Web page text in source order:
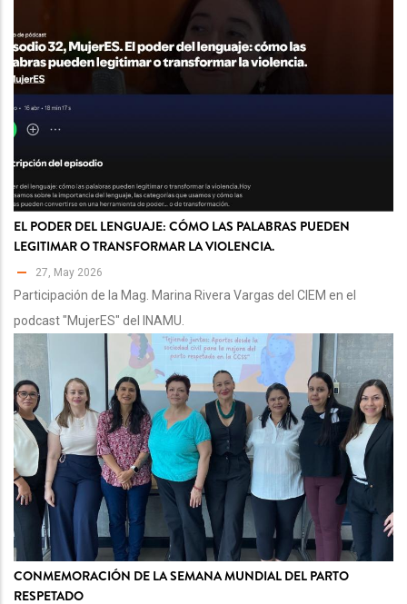
EL PODER DEL LENGUAJE: CÓMO LAS PALABRAS PUEDEN
LEGITIMAR O TRANSFORMAR LA VIOLENCIA.
27, May 2026
Participación de la Mag. Marina Rivera Vargas del CIEM en el
podcast "MujerES" del INAMU.
CONMEMORACIÓN DE LA SEMANA MUNDIAL DEL PARTO
RESPETADO